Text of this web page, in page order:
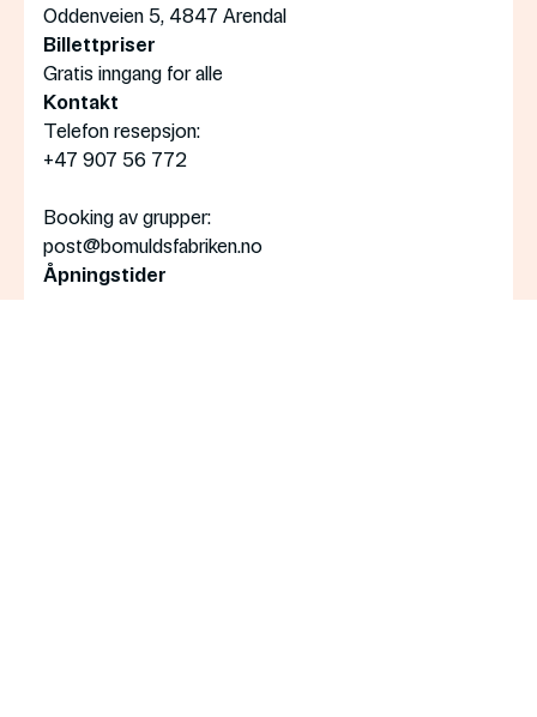
Oddenveien 5, 4847 Arendal
Billettpriser
Gratis inngang for alle
Kontakt
Telefon resepsjon:
+47 907 56 772
Booking av grupper:
post@bomuldsfabriken.no
Åpningstider